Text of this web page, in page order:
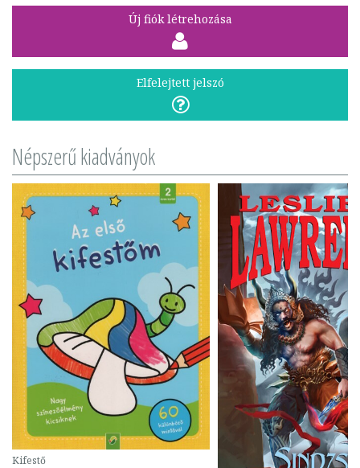
Új fiók létrehozása
Elfelejtett jelszó
Népszerű kiadványok
Kifestő